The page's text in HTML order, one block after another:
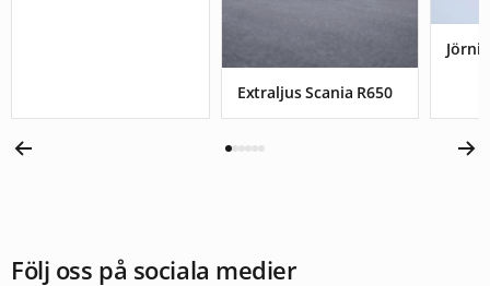
Extraljus Scania R650
Följ oss på sociala medier